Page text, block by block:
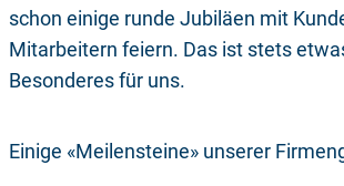
schon einige runde Jubiläen mit
Mitarbeitern feiern. Das ist stets
Besonderes für uns.
Einige «Meilensteine» unserer